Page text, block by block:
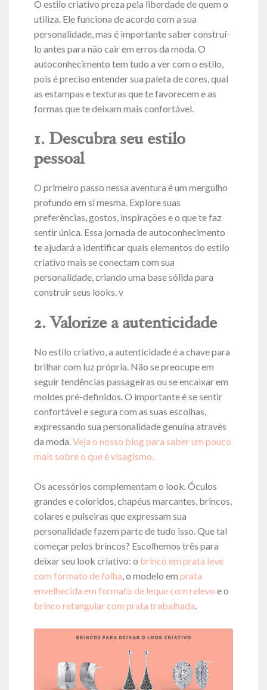
O estilo criativo preza pela liberdade de quem o
utiliza. Ele funciona de acordo com a sua
personalidade, mas é importante saber construí-
lo antes para não cair em erros da moda. O
autoconhecimento tem tudo a ver com o estilo,
pois é preciso entender sua paleta de cores, qual
as estampas e texturas que te favorecem e as
formas que te deixam mais confortável.
1. Descubra seu estilo
pessoal
O primeiro passo nessa aventura é um mergulho
profundo em si mesma. Explore suas
preferências, gostos, inspirações e o que te faz
sentir única. Essa jornada de autoconhecimento
te ajudará a identificar quais elementos do estilo
criativo mais se conectam com sua
personalidade, criando uma base sólida para
construir seus looks.v
2. Valorize a autenticidade
No estilo criativo, a autenticidade é a chave para
brilhar com luz própria. Não se preocupe em
seguir tendências passageiras ou se encaixar em
moldes pré-definidos. O importante é se sentir
confortável e segura com as suas escolhas,
expressando sua personalidade genuína através
da moda. Veja o nosso blog para saber um pouco
mais sobre o que é visagismo.
Os acessórios complementam o look. Óculos
grandes e coloridos, chapéus marcantes, brincos,
colares e pulseiras que expressam sua
personalidade fazem parte de tudo isso. Que tal
começar pelos brincos? Escolhemos três para
deixar seu look criativo: o brinco em prata leve
com formato de folha, o modelo em prata
envelhecida em formato de leque com relevo e o
brinco retangular com prata trabalhada.